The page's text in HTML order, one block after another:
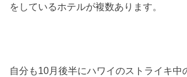
をしているホテルが複数あります。
自分も10月後半にハワイのストライキ中